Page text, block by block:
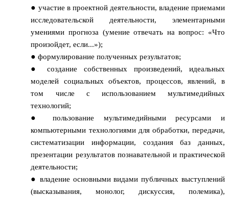
участие в проектной деятельности, владение приемами
исследовательской деятельности, элементарными
умениями прогноза (умение отвечать на вопрос: «Что
произойдет, если...»);
формулирование полученных результатов;
создание собственных произведений, идеальных
моделей социальных объектов, процессов, явлений, в
том числе с использованием мультимедийных
технологий;
пользование мультимедийными ресурсами и
компьютерными технологиями для обработки, передачи,
систематизации информации, создания баз данных,
презентации результатов познавательной и практической
деятельности;
владение основными видами публичных выступлений
(высказывания, монолог, дискуссия, полемика),